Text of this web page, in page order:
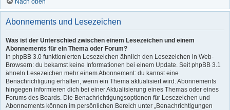
Nach oben
Abonnements und Lesezeichen
Was ist der Unterschied zwischen einem Lesezeichen und einem
Abonnements für ein Thema oder Forum?
In phpBB 3.0 funktionierten Lesezeichen ähnlich den Lesezeichen in Web-
Browsern: du bekamst keine Informationen bei einem Update. Seit phpBB 3.1
ähneln Lesezeichen mehr einem Abonnement: du kannst eine
Benachrichtigung erhalten, wenn ein Thema aktualisiert wird. Abonnements
hingegen informieren dich bei einer Aktualisierung eines Themas oder eines
Forums des Boards. Die Benachrichtigungsoptionen für Lesezeichen und
Abonnements können im persönlichen Bereich unter „Benachrichtigungen